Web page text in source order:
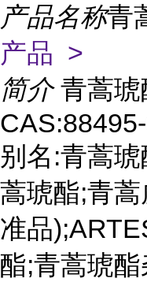
产品名称青
产品 >
简介 青蒿琥
别名:青蒿
蒿琥酯;青
准品
酯;青蒿琥